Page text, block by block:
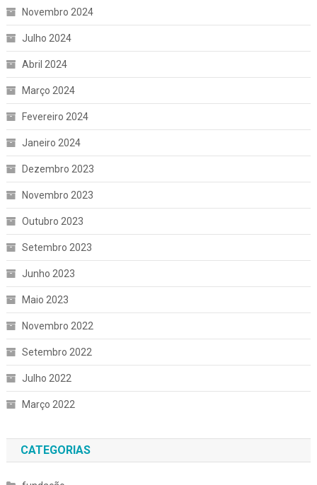
Novembro 2024
Julho 2024
Abril 2024
Março 2024
Fevereiro 2024
Janeiro 2024
Dezembro 2023
Novembro 2023
Outubro 2023
Setembro 2023
Junho 2023
Maio 2023
Novembro 2022
Setembro 2022
Julho 2022
Março 2022
CATEGORIAS